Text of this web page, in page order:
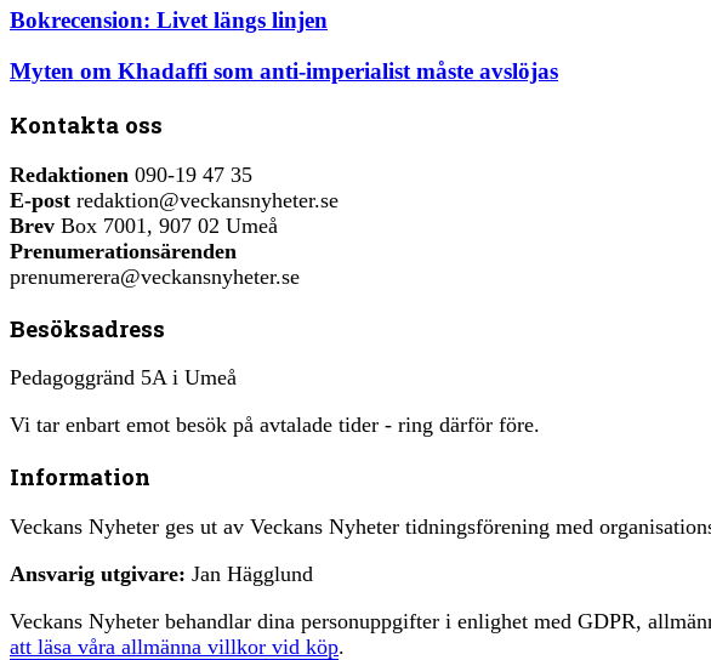
Bokrecension: Livet längs linjen
Myten om Khadaffi som anti-imperialist måste avslöjas
Kontakta oss
Redaktionen 090-19 47 35
E-post redaktion@veckansnyheter.se
Brev Box 7001, 907 02 Umeå
Prenumerationsärenden
prenumerera@veckansnyheter.se
Besöksadress
Pedagoggränd 5A i Umeå
Vi tar enbart emot besök på avtalade tider - ring därför före.
Information
Veckans Nyheter ges ut av Veckans Nyheter tidningsförening med
Ansvarig utgivare: Jan Hägglund
Veckans Nyheter behandlar dina personuppgifter i enlighet med GDPR,
att läsa våra allmänna villkor vid köp.